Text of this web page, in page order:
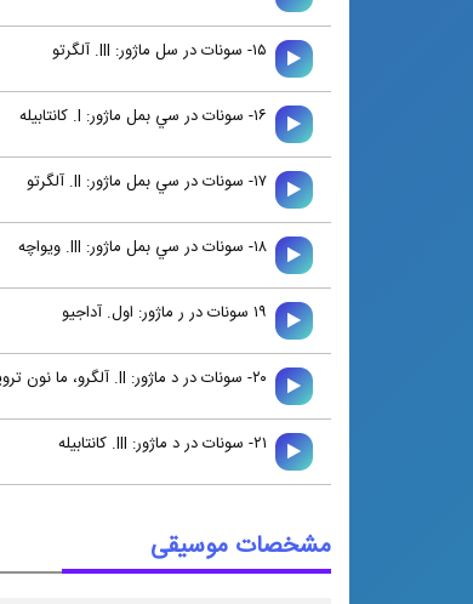
۱۵- سونات در سل ماژور: III. آلگرتو
۱۶- سونات در سي بمل ماژور: I. كانتابيله
۱۷- سونات در سي بمل ماژور: II. آلگرتو
۱۸- سونات در سي بمل ماژور: III. ويواچه
۱۹ سونات در ر ماژور: اول. آداجيو
۲۰- سونات در د ماژور: II. آلگرو، ما نون تروپو
۲۱- سونات در د ماژور: III. كانتابيله
مشخصات موسیقی